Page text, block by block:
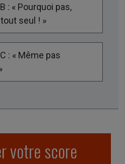
: « Pourquoi pas,
seul ! »
: « Même pas
votre score